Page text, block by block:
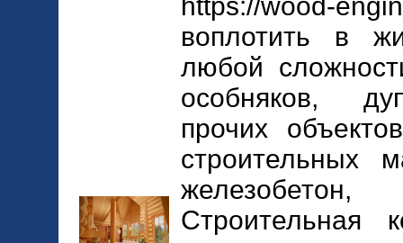
https://wood-
воплотить в
любой
особняков,
прочих
строительных
Строительная